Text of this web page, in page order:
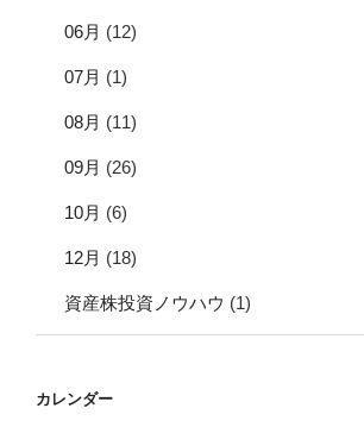
06月 (12)
07月 (1)
08月 (11)
09月 (26)
10月 (6)
12月 (18)
資産株投資ノウハウ (1)
カレンダー